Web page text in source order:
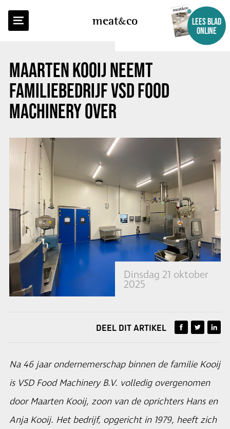
meatco
LEES BLAD
ONLINE
MAARTEN KOOIJ NEEMT
FAMILIEBEDRIJF VSD FOOD
MACHINERY OVER
Dinsdag 21 oktober
2025
TERUG NAAR OVERZICHT
DEEL DIT ARTIKEL
Na 46 jaar ondernemerschap binnen de familie Kooij
is VSD Food Machinery B.V. volledig overgenomen
door Maarten Kooij, zoon van de oprichters Hans en
Anja Kooij. Het bedrijf, opgericht in 1979, heeft zich